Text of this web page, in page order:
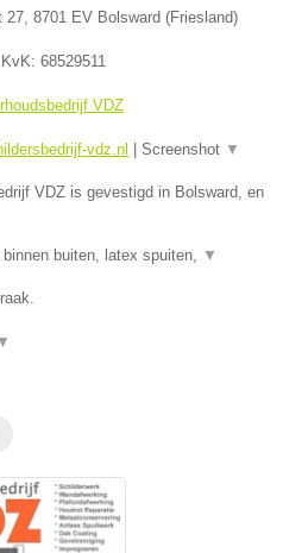
27, 8701 EV Bolsward (Friesland)
68529511
VDZ
vdz.nl Screenshot ▼
VDZ is gevestigd in Bolsward, en
buiten, latex spuiten, ▼
▼